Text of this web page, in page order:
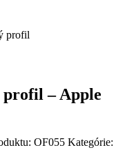
– Apple
OF055 Kategórie: